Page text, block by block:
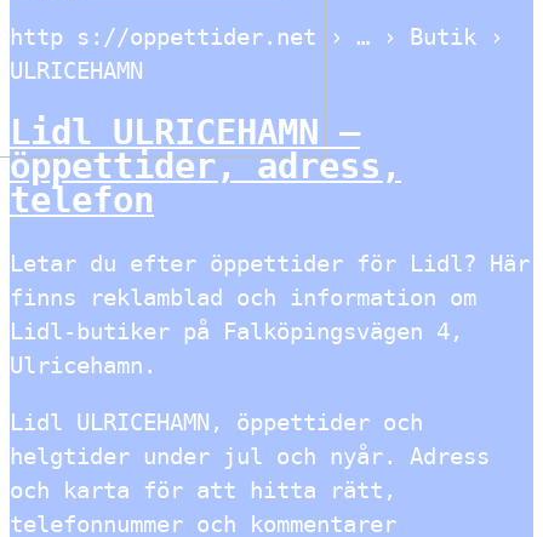
http s://oppettider.net › … › Butik ›
ULRICEHAMN
Lidl ULRICEHAMN –
öppettider, adress,
telefon
Letar du efter öppettider för Lidl? Här
finns reklamblad och information om
Lidl-butiker på Falköpingsvägen 4,
Ulricehamn.
Lidl ULRICEHAMN, öppettider och
helgtider under jul och nyår. Adress
och karta för att hitta rätt,
telefonnummer och kommentarer